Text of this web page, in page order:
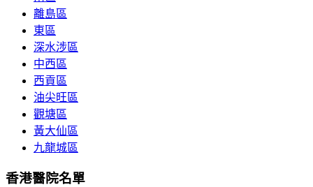
離島區
東區
深水涉區
中西區
西貢區
油尖旺區
觀塘區
黃大仙區
九龍城區
香港醫院名單